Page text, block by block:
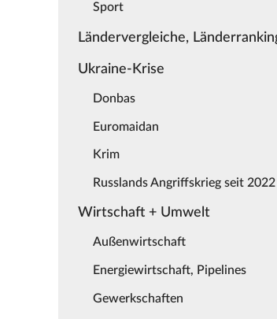
Sport
Ländervergleiche,
Ukraine-Krise
Donbas
Euromaidan
Krim
Russlands Angriffskrieg seit 2022
Wirtschaft + Umwelt
Außenwirtschaft
Energiewirtschaft, Pipelines
Gewerkschaften